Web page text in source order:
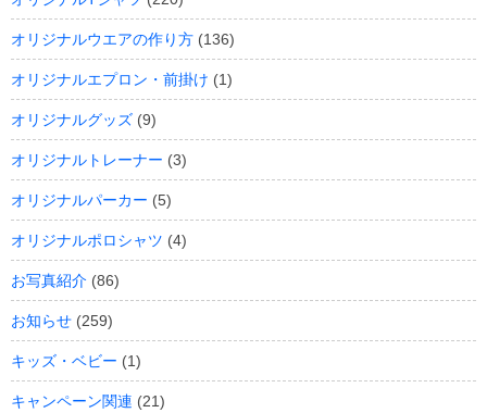
オリジナルウエアの作り方 (136)
オリジナルエプロン・前掛け (1)
オリジナルグッズ (9)
オリジナルトレーナー (3)
オリジナルパーカー (5)
オリジナルポロシャツ (4)
お写真紹介 (86)
お知らせ (259)
キッズ・ベビー (1)
キャンペーン関連 (21)